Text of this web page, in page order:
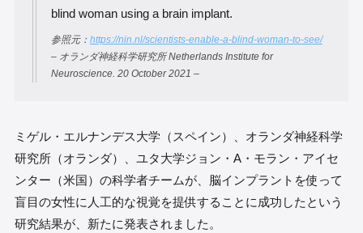
blind woman using a brain implant.
参照元： https://nin.nl/scientists-enable-a-blind-woman-to-see/
– オランダ神経科学研究所 Netherlands Institute for
Neuroscience. 20 October 2021 –
ミゲル・エルナンデス大学（スペイン）、オランダ神経科学
研究所（オランダ）、ユタ大学ジョン・A・モラン・アイセ
ンター（米国）の科学者チームが、脳インプラントを使って
盲目の女性に人工的な視覚を提供することに成功したという
研究結果が、新たに発表されました。